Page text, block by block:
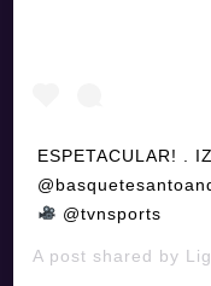
ESPETACULAR! .
@tvnsports
A post shared by